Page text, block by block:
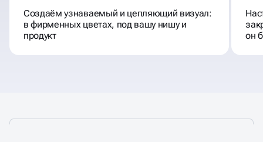
Создаём узнаваемый и цепляющий визуал:
в фирменных цветах, под вашу нишу и
продукт
он